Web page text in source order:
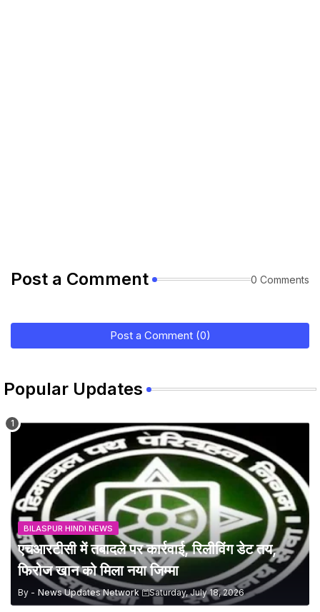
Post a Comment 0 Comments
Post a Comment (0)
Popular Updates
BILASPUR HINDI NEWS
एचआरटीसी में तबादले पर कार्रवाई, रिलीविंग डेट तय,
फिरोज खान को मिला नया जिम्मा
By - News Updates Network Saturday, July 18, 2026